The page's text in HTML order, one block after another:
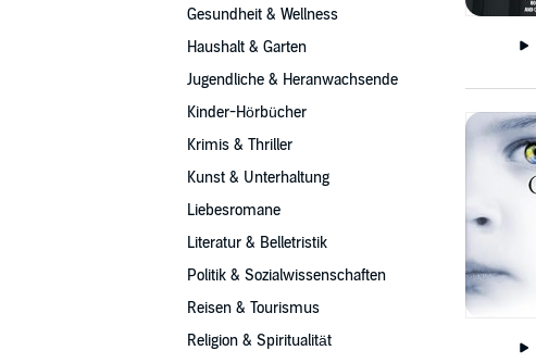
Gesundheit & Wellness
Haushalt & Garten
Jugendliche & Heranwachsende
Kinder-Hörbücher
Krimis & Thriller
Kunst & Unterhaltung
Liebesromane
Literatur & Belletristik
Politik & Sozialwissenschaften
Reisen & Tourismus
Religion & Spiritualität